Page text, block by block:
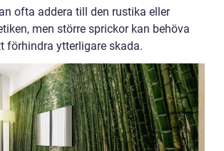
ofta addera till den rustika eller
men större sprickor kan behöva
förhindra ytterligare skada.